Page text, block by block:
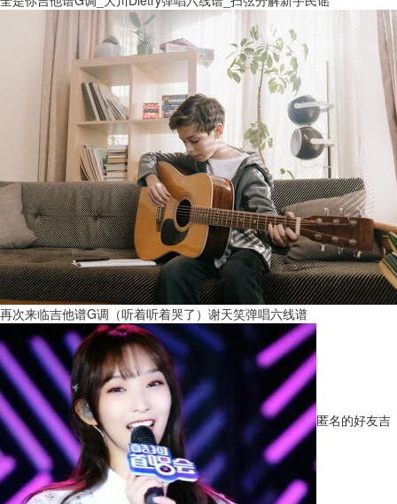
再次来临吉他谱G调（听着听着哭了）谢天笑弹唱六线谱
匿名的好友吉